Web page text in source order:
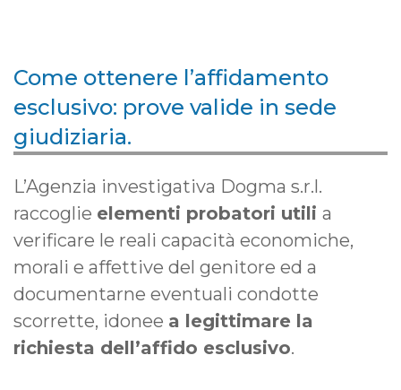
Come ottenere l’affidamento
esclusivo: prove valide in sede
giudiziaria.
L’Agenzia investigativa Dogma s.r.l.
raccoglie elementi probatori utili a
verificare le reali capacità economiche,
morali e affettive del genitore ed a
documentarne eventuali condotte
scorrette, idonee a legittimare la
richiesta dell’affido esclusivo.